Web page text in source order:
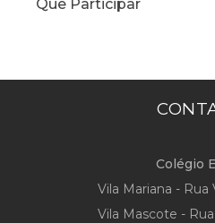
Que Participar
Colégio
Vila Mariana - Rua
Vila Mascote -